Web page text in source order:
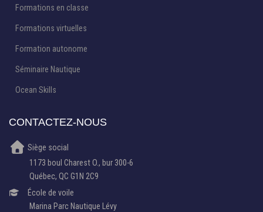
Formations en classe
Formations virtuelles
Formation autonome
Séminaire Nautique
Ocean Skills
CONTACTEZ-NOUS
Siège social
1173 boul Charest O., bur 300-6
Québec, QC G1N 2C9
École de voile
Marina Parc Nautique Lévy